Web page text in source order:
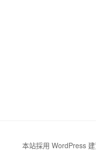
本站採用 WordPress